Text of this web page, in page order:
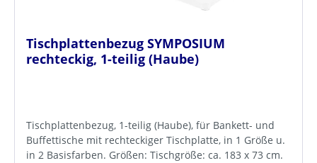
Tischplattenbezug SYMPOSIUM
rechteckig, 1-teilig (Haube)
Tischplattenbezug, 1-teilig (Haube), für Bankett- und
Buffettische mit rechteckiger Tischplatte, in 1 Größe u.
in 2 Basisfarben. Größen: Tischgröße: ca. 183 x 73 cm.